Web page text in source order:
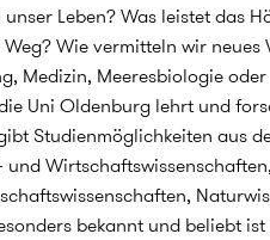
Leben? Was leistet das
Wie vermitteln wir neues
Medizin, Meeresbiologie oder
Uni Oldenburg lehrt und
Studienmöglichkeiten aus
und
bekannt und beliebt